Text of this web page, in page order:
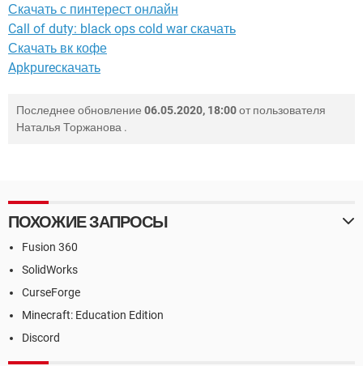
Скачать с пинтерест онлайн
Call of duty: black ops cold war скачать
Скачать вк кофе
Apkpureскачать
Последнее обновление 06.05.2020, 18:00от пользователя
Наталья Торжанова .
ПОХОЖИЕ ЗАПРОСЫ
Fusion 360
SolidWorks
CurseForge
Minecraft: Education Edition
Discord